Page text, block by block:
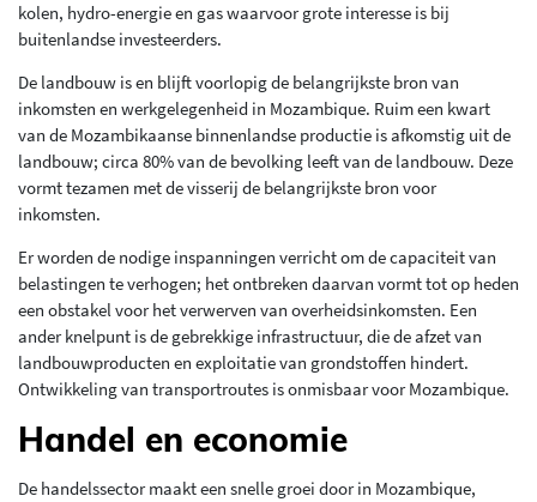
kolen, hydro-energie en gas waarvoor grote interesse is bij
buitenlandse investeerders.
De landbouw is en blijft voorlopig de belangrijkste bron van
inkomsten en werkgelegenheid in Mozambique. Ruim een kwart
van de Mozambikaanse binnenlandse productie is afkomstig uit de
landbouw; circa 80% van de bevolking leeft van de landbouw. Deze
vormt tezamen met de visserij de belangrijkste bron voor
inkomsten.
Er worden de nodige inspanningen verricht om de capaciteit van
belastingen te verhogen; het ontbreken daarvan vormt tot op heden
een obstakel voor het verwerven van overheidsinkomsten. Een
ander knelpunt is de gebrekkige infrastructuur, die de afzet van
landbouwproducten en exploitatie van grondstoffen hindert.
Ontwikkeling van transportroutes is onmisbaar voor Mozambique.
Handel en economie
De handelssector maakt een snelle groei door in Mozambique,